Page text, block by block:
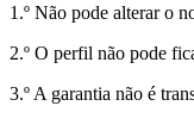
1.º Não pode alterar o
2.º O perfil não pode
3.º A garantia não é